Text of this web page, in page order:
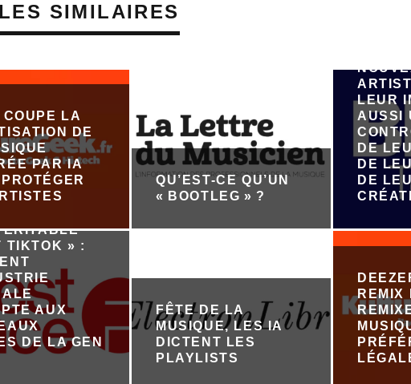
SIMILAIRES
LA
DE
PAR IA
QU’EST-CE QU’UN
« BOOTLEG » ?
LEUR
AUSSI
DE
DE
DE
TIKTOK » :
AUX
DE LA GEN
FÊTE DE LA
MUSIQUE, LES IA
DICTENT LES
PLAYLISTS
REMIX